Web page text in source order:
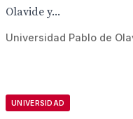
Olavide y...
Universidad Pablo de
UNIVERSIDAD